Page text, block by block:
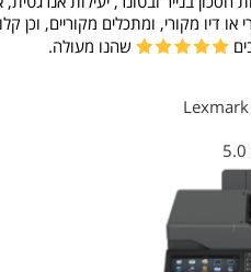
מקורי, ומתכלים מקוריים, וכן
שהנו מעולה.
5.0